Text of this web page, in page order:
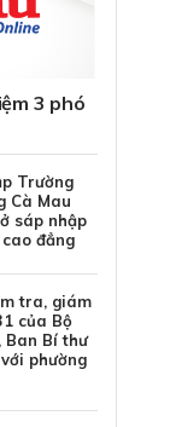
3 phó
Trường
Cà Mau
sáp nhập
đẳng
tra, giám
của Bộ
Ban Bí thư
phường